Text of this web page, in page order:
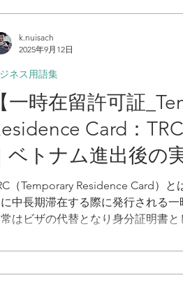
【一時在留許可証
Card：
ベトナム進出後の
ビジネス用語解説
（Temporary Residence Card）と
中長期滞在する際に発行される一
はビザの代替となり身分証明書と
、一般的な有効期限は2〜5年です
ネス用語集
k.nuisach
2025年9月12日